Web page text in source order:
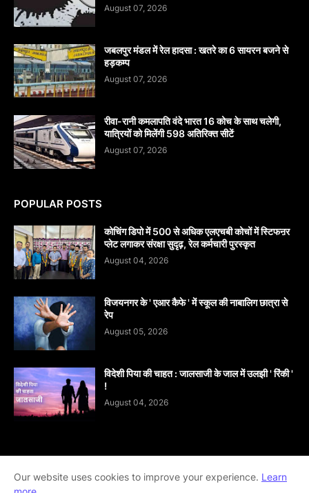
August 07, 2026
जबलपुर मंडल में रेल हादसा : खतरे का 6 सायरन बजने से
हड़कम्प
August 07, 2026
रीवा-रानी कमलापति वंदे भारत 16 कोच के साथ चलेगी,
यात्रियों को मिलेंगी 598 अतिरिक्त सीटें
August 07, 2026
POPULAR POSTS
कोचिंग डिपो में 500 से अधिक एलएचबी कोचों में स्टिफऩर
प्लेट लगाकर संरक्षा सुदृढ़, रेल कर्मचारी पुरस्कृत
August 04, 2026
विजयनगर के ' एआर कैफे ' में स्कूल की नाबालिग छात्रा से
रेप
August 05, 2026
विदेशी पिया की चाहत : जालसाजी के जाल में उलझी ' रिंकी '
!
August 04, 2026
Home About contact-us
Disclaimer
Our website uses cookies to improve your experience. Learn